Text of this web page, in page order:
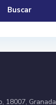
Buscar
18007, Granada